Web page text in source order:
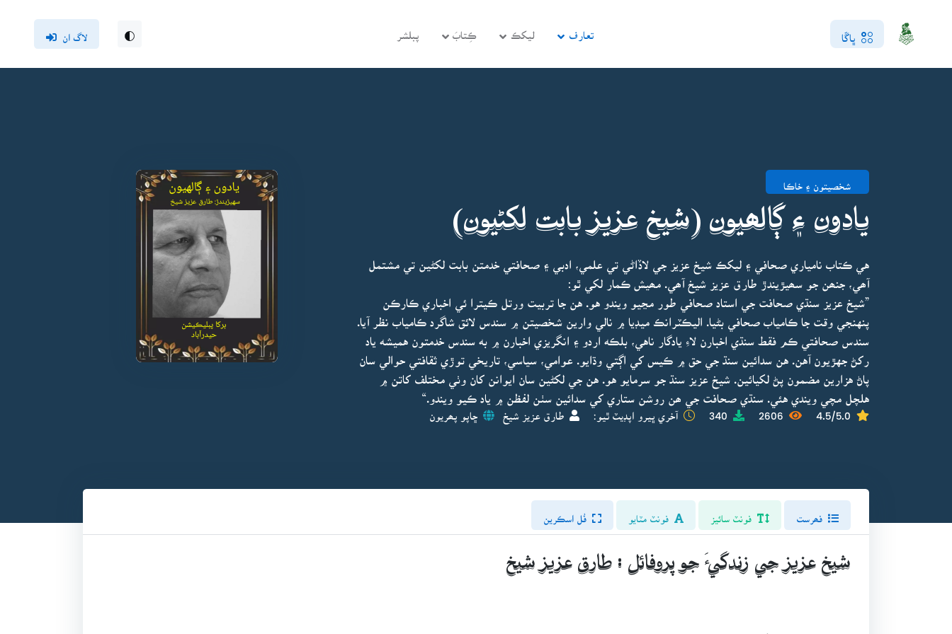
ڀاڱا تعارف ليکڪ ڪِتابَ پبلشر لاگ ان
شخصيتون ۽ خاڪا
يادون ۽ ڳالھيون (شيخ عزيز بابت لکڻيون)
هي ڪتاب نامياري صحافي ۽ ليکڪ شيخ عزيز جي لاڏاڻي تي علمي، ادبي ۽ صحافتي خدمتن بابت لکڻين تي مشتمل
آھي، جنھن جو سھيڙيندڙ طارق عزيز شيخ آھي. مھيش ڪمار لکي ٿو:
”شيخ عزيز سنڌي صحافت جي استاد صحافي طور مڃيو ويندو هو. هن جا تربيت ورتل ڪيترا ئي اخباري ڪارڪن
پنهنجي وقت جا ڪامياب صحافي بڻيا. اليڪٽرانڪ ميڊيا ۾ نالي وارين شخصيتن ۾ سندس لائق شاگرد ڪامياب نظر آيا.
سندس صحافتي ڪم فقط سنڌي اخبارن لاءِ يادگار ناهي، بلڪه اردو ۽ انگريزي اخبارن ۾ به سندس خدمتون هميشه ياد
رکڻ جهڙيون آهن. هن سدائين سنڌ جي حق ۾ ڪيس کي اڳتي وڌايو. عوامي، سياسي، تاريخي توڙي ثقافتي حوالي سان
پاڻ هزارين مضمون پڻ لکيائين. شيخ عزيز سنڌ جو سرمايو هو. هن جي لکڻين سان ايوانن کان وٺي مختلف کاتن ۾
هلچل مچي ويندي هئي. سنڌي صحافت جي ھن روشن ستاري کي سدائين سٺن لفظن ۾ ياد ڪيو ويندو.“
4.5/5.0
2606
340 آخري ڀيرو اپڊيٽ ٿيو: طارق عزيز شيخ ڇاپو پھريون
فونٽ سائيز فونٽ مٽايو فُل اسڪرين
شيخ عزيز جي زندگيءَ جو پروفائل : طارق عزيز شيخ